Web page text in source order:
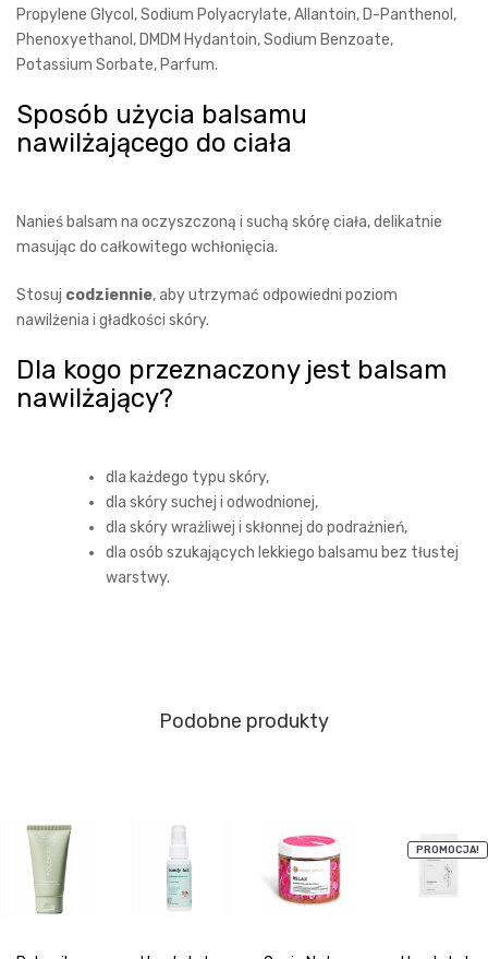
Propylene Glycol, Sodium Polyacrylate, Allantoin, D-Panthenol,
Phenoxyethanol, DMDM Hydantoin, Sodium Benzoate,
Potassium Sorbate, Parfum.
Sposób użycia balsamu
nawilżającego do ciała
Nanieś balsam na oczyszczoną i suchą skórę ciała, delikatnie
masując do całkowitego wchłonięcia.
Stosuj codziennie, aby utrzymać odpowiedni poziom
nawilżenia i gładkości skóry.
Dla kogo przeznaczony jest balsam
nawilżający?
dla każdego typu skóry,
dla skóry suchej i odwodnionej,
dla skóry wrażliwej i skłonnej do podrażnień,
dla osób szukających lekkiego balsamu bez tłustej
warstwy.
Podobne produkty
PROMOCJA!